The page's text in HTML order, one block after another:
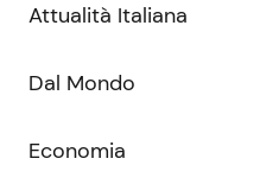
Attualità Italiana
Dal Mondo
Economia